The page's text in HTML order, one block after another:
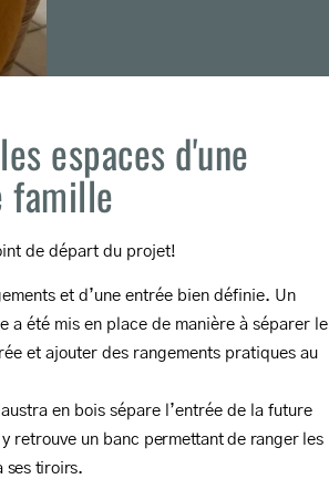
espaces d'une
famille
de départ du projet!
et d’une entrée bien définie. Un
a été mis en place de manière à séparer le
et ajouter des rangements pratiques au
en bois sépare l’entrée de la future
retrouve un banc permettant de ranger les
ses tiroirs.